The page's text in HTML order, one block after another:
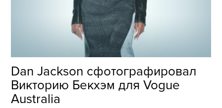
Dan Jackson сфотографировал
Викторию Бекхэм для Vogue
Australia
ФОТОГРАФИЯ
ТИПОГРАФИКА
ИСТОРИИ БРЕНДОВ
О ПРОЕКТЕ